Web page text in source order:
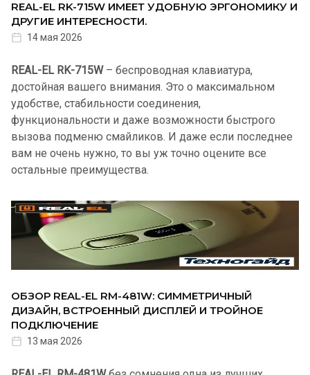
REAL-EL RK-715W ИМЕЕТ УДОБНУЮ ЭРГОНОМИКУ И
ДРУГИЕ ИНТЕРЕСНОСТИ.
14 мая 2026
REAL-EL RK-715W– беспроводная клавиатура,
достойная вашего внимания. Это о максимальном
удобстве, стабильности соединения,
функциональности и даже возможности быстрого
вызова подменю смайликов. И даже если последнее
вам не очень нужно, то вы уж точно оцените все
остальные преимущества.
ОБЗОР REAL-EL RM-481W: СИММЕТРИЧНЫЙ
ДИЗАЙН, ВСТРОЕННЫЙ ДИСПЛЕЙ И ТРОЙНОЕ
ПОДКЛЮЧЕНИЕ
13 мая 2026